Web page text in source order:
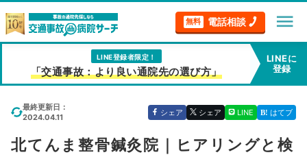
無料 電話相談 menu
LINE登録者限定！
「交通事故：より良い通院先の選び方」
LINEに
登録
最終更新日：
2024.04.11
シェア シェア LINE はてブ
北てんま整骨鍼灸院｜ヒアリングと検